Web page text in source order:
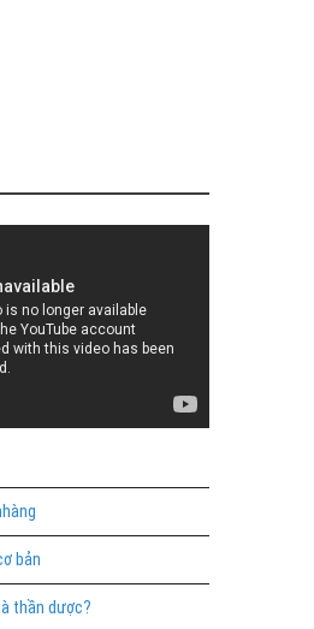
bản
thần dược?